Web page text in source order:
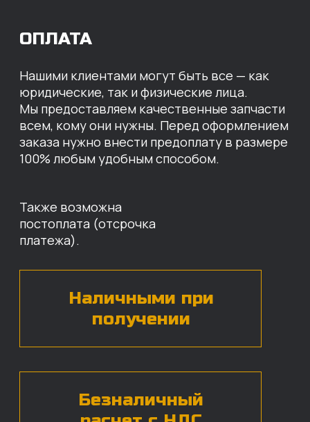
ИНДИВИДУАЛЬНЫЕ
УСЛОВИЯ НА СТОИМОСТЬ
НАШИХ ЗАПЧАСТЕЙ
Оставьте свои контактные данные,
наши специалисты свяжутся с вами,
назовут цены и проконсультируют
по нужным деталям.
БЕСПЛАТНАЯ КОНСУЛЬТАЦИЯ
Нажимая на кнопку, вы даете согласие на